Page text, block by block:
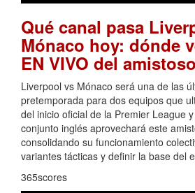
Qué canal pasa
Mónaco hoy: dónde
EN VIVO del amistoso
Liverpool vs Mónaco será una de las
pretemporada para dos equipos que
del inicio oficial de la Premier League
conjunto inglés aprovechará este
consolidando su funcionamiento
variantes tácticas y definir la base del
365scores